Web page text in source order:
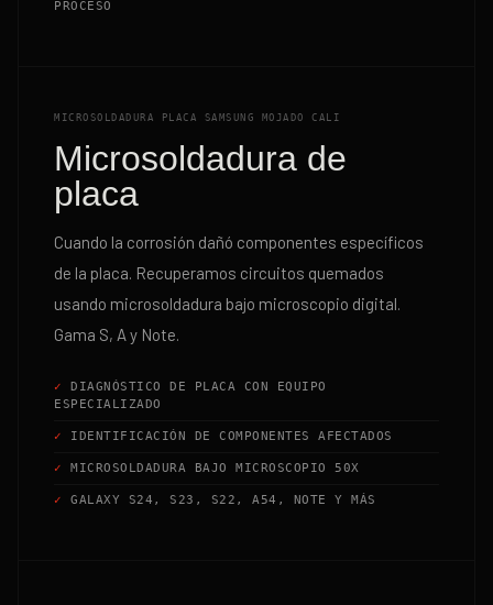
PROCESO
MICROSOLDADURA PLACA SAMSUNG MOJADO CALI
Microsoldadura de
placa
Cuando la corrosión dañó componentes específicos
de la placa. Recuperamos circuitos quemados
usando microsoldadura bajo microscopio digital.
Gama S, A y Note.
DIAGNÓSTICO DE PLACA CON EQUIPO
ESPECIALIZADO
IDENTIFICACIÓN DE COMPONENTES AFECTADOS
MICROSOLDADURA BAJO MICROSCOPIO 50X
GALAXY S24, S23, S22, A54, NOTE Y MÁS